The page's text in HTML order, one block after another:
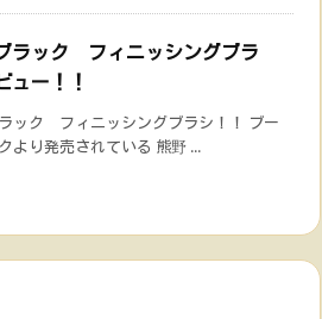
ラック フィニッシングブラ
ー！！
ック フィニッシングブラシ！！ ブー
より発売されている 熊野 ...